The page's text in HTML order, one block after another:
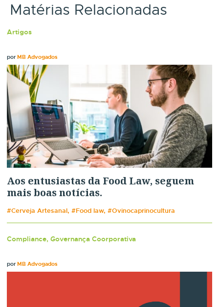
Matérias Relacionadas
Artigos
porMB Advogados
Aos entusiastas da Food Law, seguem
mais boas notícias.
#Cerveja Artesanal, #Food law, #Ovinocaprinocultura
Compliance, Governança Coorporativa
porMB Advogados